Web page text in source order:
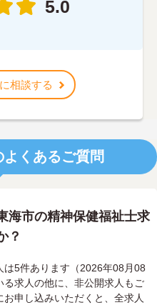
5.0
相談する
くあるご質問
海市の精神保健福祉士求
？
5件あります（2026年08月08
求人の他に、非公開求人もご
お申し込みいただくと、全求人